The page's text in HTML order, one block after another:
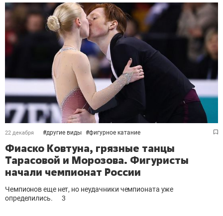
22 декабря #другие виды #фигурное катание
Фиаско Ковтуна, грязные танцы
Тарасовой и Морозова. Фигуристы
начали чемпионат России
Чемпионов еще нет, но неудачники чемпионата уже
определились.
3